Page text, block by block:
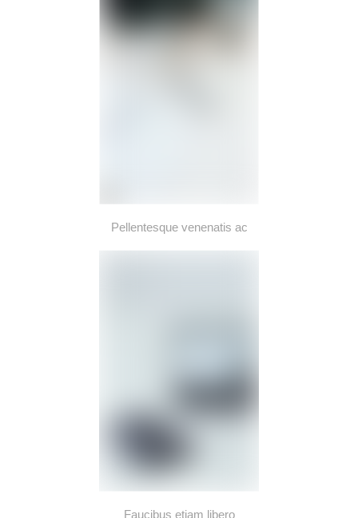
Pellentesque venenatis ac
Faucibus etiam libero